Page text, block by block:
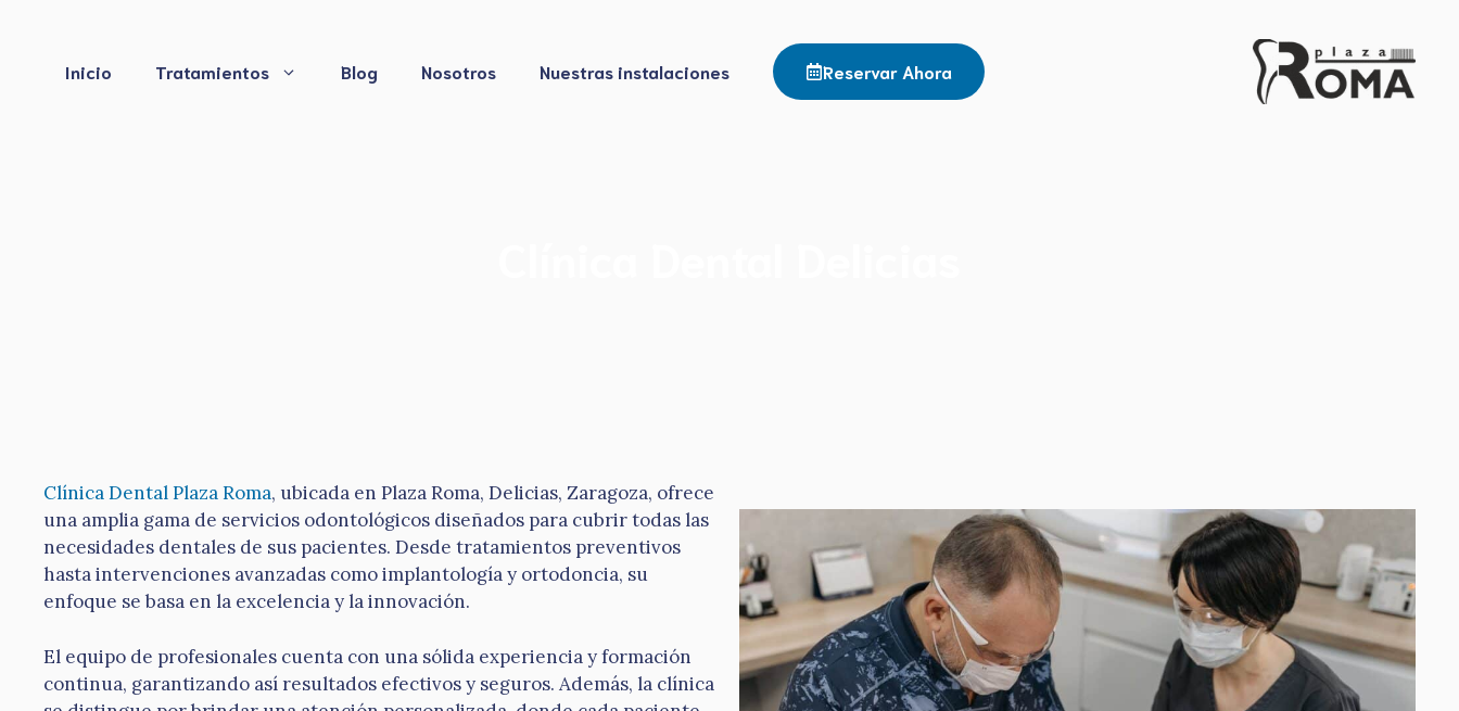
contenidoInicio Tratamientos Blog Nosotros Nuestras instalaciones Reservar Ahora
Clínica Dental Plaza Roma, ubicada en Plaza Roma, Delicias, Zaragoza, ofrece
una amplia gama de servicios odontológicos diseñados para cubrir todas las
necesidades dentales de sus pacientes. Desde tratamientos preventivos
hasta intervenciones avanzadas como implantología y ortodoncia, su
enfoque se basa en la excelencia y la innovación.
El equipo de profesionales cuenta con una sólida experiencia y formación
continua, garantizando así resultados efectivos y seguros. Además, la clínica